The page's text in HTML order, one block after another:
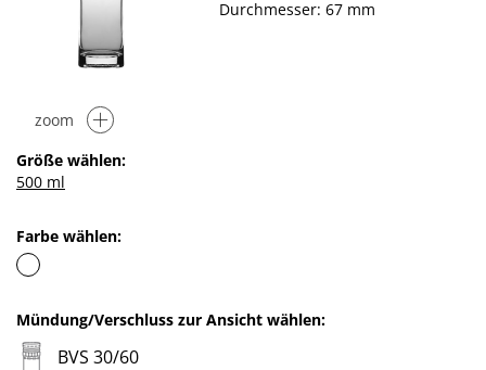
zoom
Durchmesser: 67 mm
Größe wählen:
500 ml
Farbe wählen:
Mündung/Verschluss zur Ansicht wählen:
BVS 30/60